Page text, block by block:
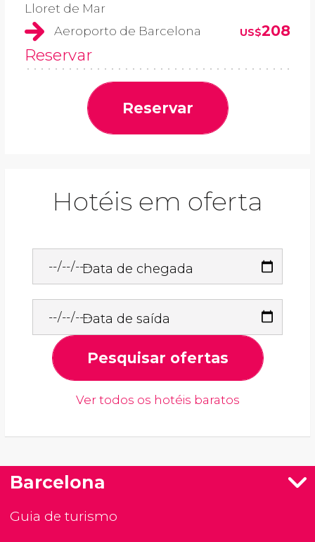
Lloret de Mar
Aeroporto de Barcelona
US$208
Reservar
Reservar
Hotéis em oferta
Data de chegada
Data de saída
Pesquisar ofertas
Ver todos os hotéis baratos
Barcelona
Guia de turismo